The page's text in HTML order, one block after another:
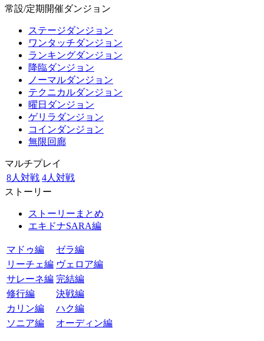
常設/定期開催ダンジョン
ステージダンジョン
ワンタッチダンジョン
ランキングダンジョン
降臨ダンジョン
ノーマルダンジョン
テクニカルダンジョン
曜日ダンジョン
ゲリラダンジョン
コインダンジョン
無限回廊
マルチプレイ
8人対戦 4人対戦
ストーリー
ストーリーまとめ
エキドナSARA編
マドゥ編
ゼラ編
リーチェ編 ヴェロア編
サレーネ編 完結編
修行編
決戦編
カリン編
ハク編
ソニア編
オーディン編